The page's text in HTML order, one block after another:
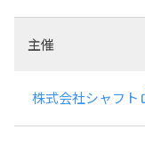
主催
株式会社シャフト